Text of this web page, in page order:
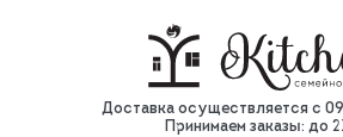
Доставка осуществляется с
Принимаем заказы: до